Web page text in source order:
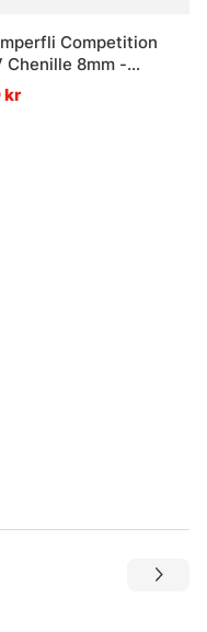
Competition
Chenille 8mm -
Cream
kr